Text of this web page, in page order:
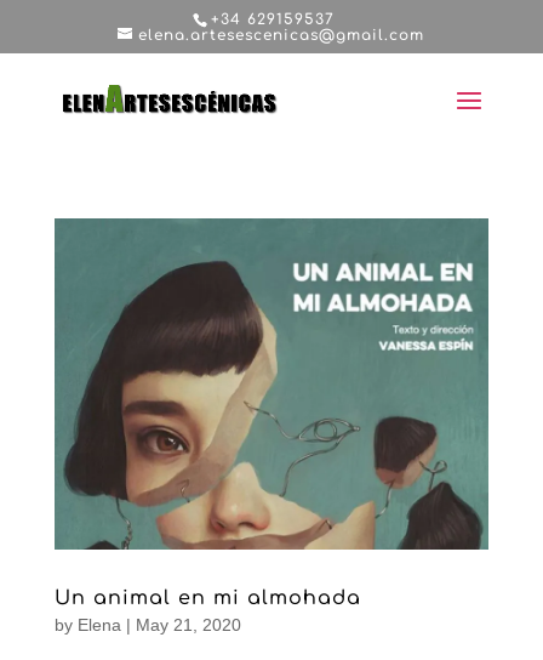
+34 629159537
elena.artesescenicas@gmail.com
Un animal en mi almohada
by Elena | May 21, 2020